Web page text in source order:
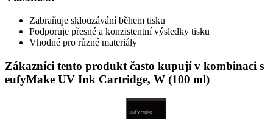
Zabraňuje sklouzávání během tisku
Podporuje přesné a konzistentní výsledky tisku
Vhodné pro různé materiály
Zákazníci tento produkt často kupují v kombinaci s
eufyMake UV Ink Cartridge, W (100 ml)